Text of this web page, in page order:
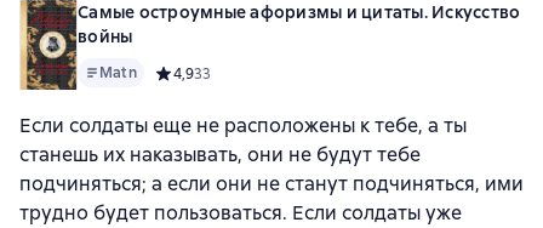
Самые остроумные афоризмы и цитаты. Искусство
войны
Matn Средний рейтинг 4,9 на основе 33 оценок
4,933
Если солдаты еще не расположены к тебе, а ты
станешь их наказывать, они не будут тебе
подчиняться; а если они не станут подчиняться, ими
трудно будет пользоваться. Если солдаты уже